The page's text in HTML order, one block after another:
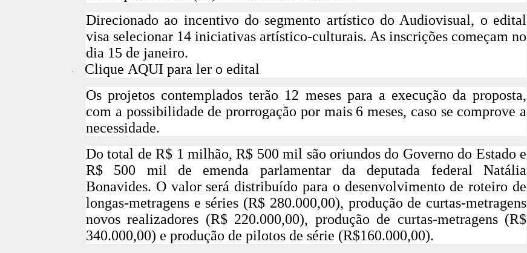
Direcionado ao incentivo do segmento artístico do Audiovisual, o edital
visa selecionar 14 iniciativas artístico-culturais. As inscrições começam no
dia 15 de janeiro.
· Clique AQUI para ler o edital
Os projetos contemplados terão 12 meses para a execução da proposta,
com a possibilidade de prorrogação por mais 6 meses, caso se comprove a
necessidade.
Do total de R$ 1 milhão, R$ 500 mil são oriundos do Governo do Estado e
R$ 500 mil de emenda parlamentar da deputada federal Natália
Bonavides. O valor será distribuído para o desenvolvimento de roteiro de
longas-metragens e séries (R$ 280.000,00), produção de curtas-metragens
novos realizadores (R$ 220.000,00), produção de curtas-metragens(R$
340.000,00) e produção de pilotos de série (R$160.000,00).